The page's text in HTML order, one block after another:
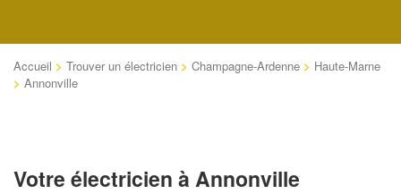
Accueil > Trouver un électricien > Champagne-Ardenne > Haute-Marne
> Annonville
Votre électricien à Annonville